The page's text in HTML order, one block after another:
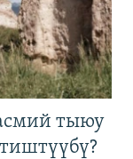
тыюу